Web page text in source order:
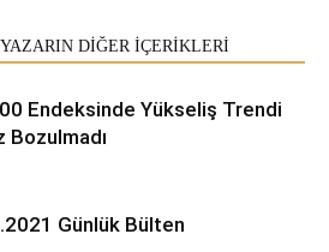
YAZARIN DİĞER İÇERİKLERİ
Endeksinde Yükseliş Trendi
Bozulmadı
Günlük Bülten